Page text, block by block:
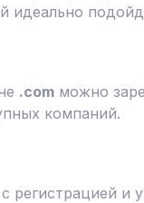
идеально
.com можно
компаний.
регистрацией и